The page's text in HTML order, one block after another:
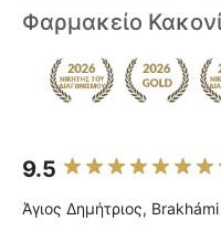
Φαρμακείο
9.5
Άγιος Δημήτριος, Brakhámi